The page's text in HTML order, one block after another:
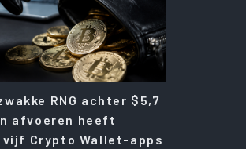
RNG achter $5,7
afvoeren heeft
vijf Crypto Wallet-apps